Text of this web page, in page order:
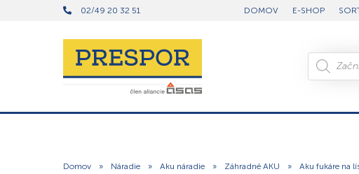
02/49 20 32 51 DOMOV E-SHOP
Domov » Náradie » Aku náradie » Záhradné AKU » Aku fukáre na